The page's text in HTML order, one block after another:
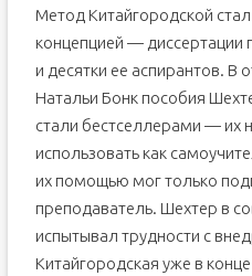
Метод Китайгородской
концепцией — диссертации
и десятки ее аспирантов. В
Натальи Бонк пособия
стали бестселлерами — их
использовать как
их помощью мог только
преподаватель. Шехтер в
испытывал трудности с
Китайгородская уже в